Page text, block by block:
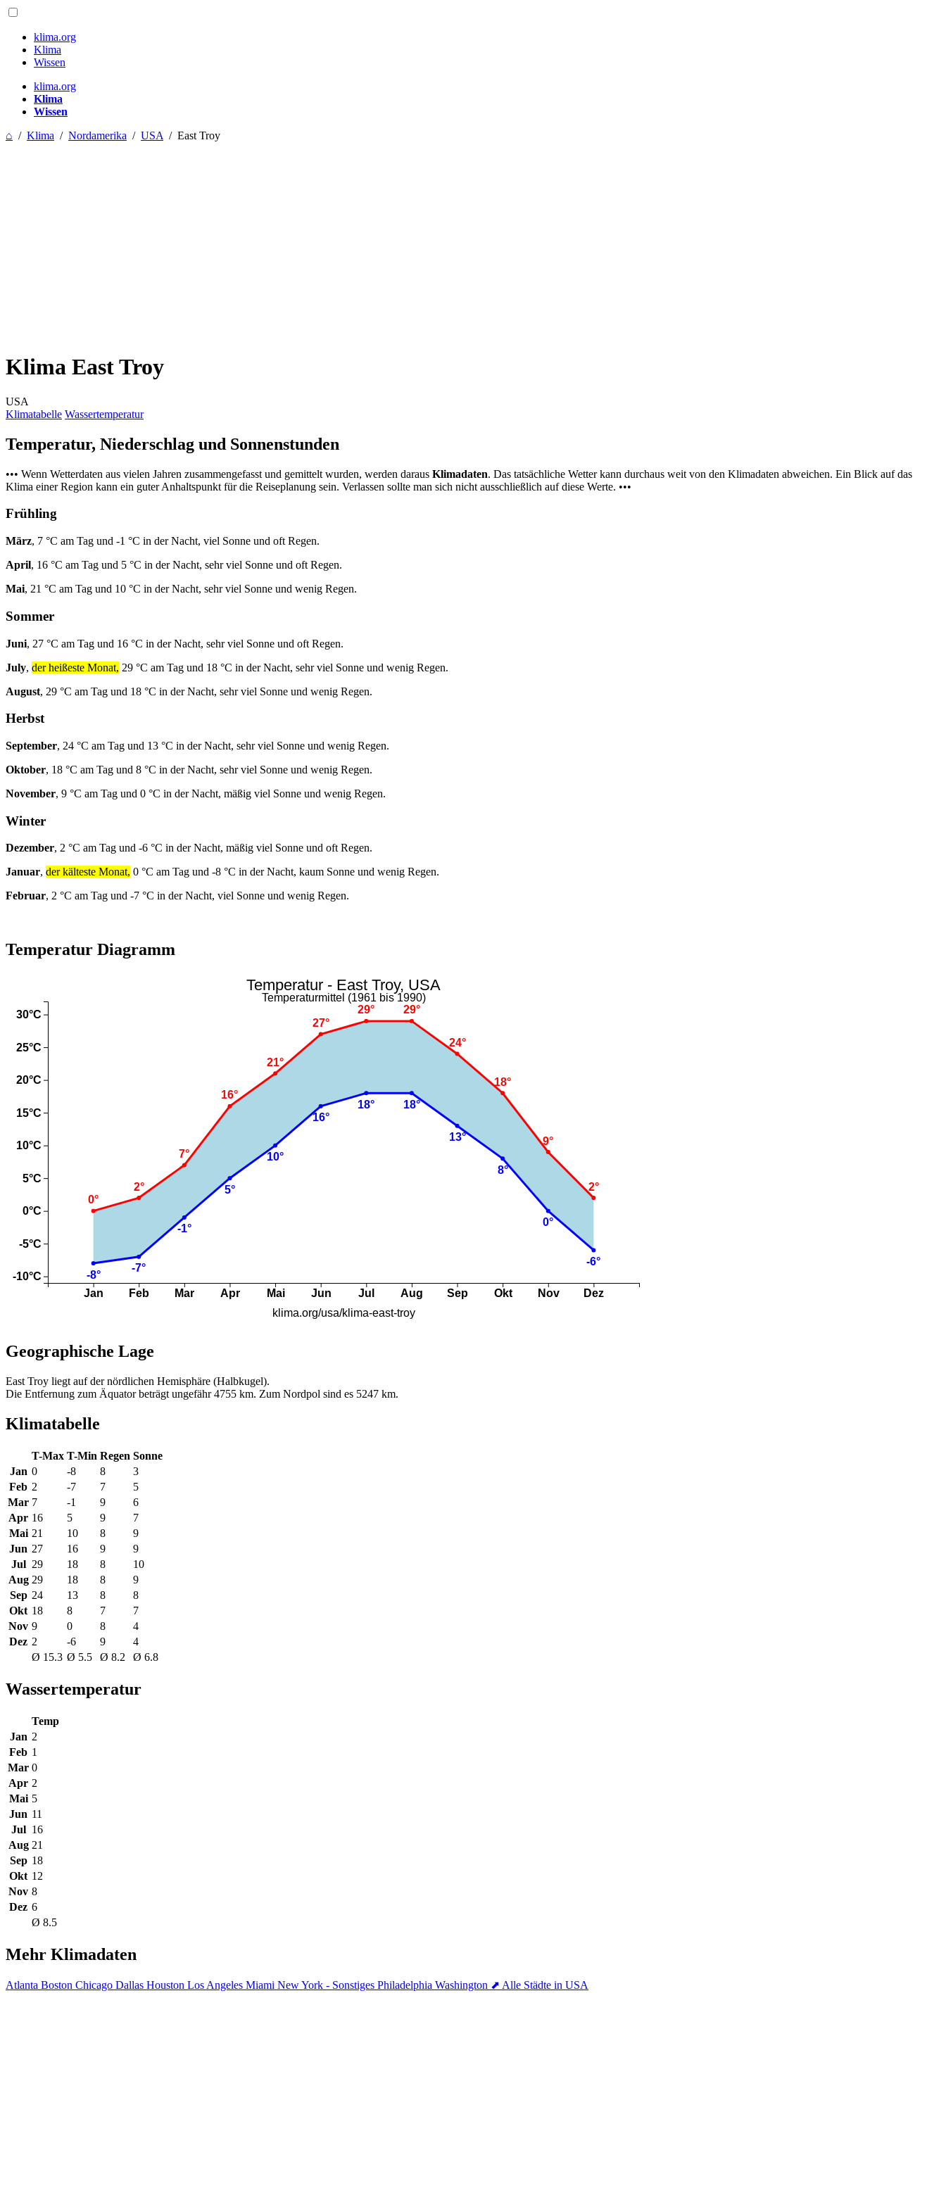
klima.org
Klima
Wissen
klima.org
Klima
Wissen
⌂ / Klima / Nordamerika / USA / East Troy
Klima East Troy
USA
Klimatabelle Wassertemperatur
Temperatur, Niederschlag und Sonnenstunden
••• Wenn Wetterdaten aus vielen Jahren zusammengefasst und gemittelt wurden, werden daraus Klimadaten. Das tatsächliche Wetter kann durchaus weit von den Klimadaten abweichen. Ein Blick auf das
Klima einer Region kann ein guter Anhaltspunkt für die Reiseplanung sein. Verlassen sollte man sich nicht ausschließlich auf diese Werte. •••
Frühling
März, 7 °C am Tag und -1 °C in der Nacht, viel Sonne und oft Regen.
April, 16 °C am Tag und 5 °C in der Nacht, sehr viel Sonne und oft Regen.
Mai, 21 °C am Tag und 10 °C in der Nacht, sehr viel Sonne und wenig Regen.
Sommer
Juni, 27 °C am Tag und 16 °C in der Nacht, sehr viel Sonne und oft Regen.
July, der heißeste Monat, 29 °C am Tag und 18 °C in der Nacht, sehr viel Sonne und wenig Regen.
August, 29 °C am Tag und 18 °C in der Nacht, sehr viel Sonne und wenig Regen.
Herbst
September, 24 °C am Tag und 13 °C in der Nacht, sehr viel Sonne und wenig Regen.
Oktober, 18 °C am Tag und 8 °C in der Nacht, sehr viel Sonne und wenig Regen.
November, 9 °C am Tag und 0 °C in der Nacht, mäßig viel Sonne und wenig Regen.
Winter
Dezember, 2 °C am Tag und -6 °C in der Nacht, mäßig viel Sonne und oft Regen.
Januar, der kälteste Monat, 0 °C am Tag und -8 °C in der Nacht, kaum Sonne und wenig Regen.
Februar, 2 °C am Tag und -7 °C in der Nacht, viel Sonne und wenig Regen.
Temperatur Diagramm
Geographische Lage
East Troy liegt auf der nördlichen Hemisphäre (Halbkugel).
Die Entfernung zum Äquator beträgt ungefähr 4755 km. Zum Nordpol sind es 5247 km.
Klimatabelle
T-Max T-Min Regen Sonne
Jan 0 -8 8
3
Feb 2 -7 7
5
Mar 7 -1 9
6
Apr 16 5 9
7
Mai 21 10 8
9
Jun 27 16 9
9
Jul 29 18 8
10
Aug 29 18 8
9
Sep 24 13 8
8
Okt 18 8 7
7
Nov 9 0 8
4
Dez 2 -6 9
4
Ø 15.3 Ø 5.5 Ø 8.2 Ø 6.8
Wassertemperatur
Temp
Jan 2
Feb 1
Mar 0
Apr 2
Mai 5
Jun 11
Jul 16
Aug 21
Sep 18
Okt 12
Nov 8
Dez 6
Ø 8.5
Mehr Klimadaten
Atlanta Boston Chicago Dallas Houston Los Angeles Miami New York - Sonstiges Philadelphia Washington ⬈ Alle Städte in USA